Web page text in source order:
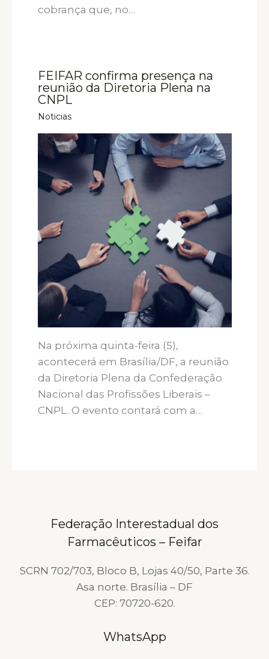
cobrança que, no…
FEIFAR confirma presença na
reunião da Diretoria Plena na
CNPL
Noticias
Na próxima quinta-feira (5),
acontecerá em Brasília/DF, a reunião
da Diretoria Plena da Confederação
Nacional das Profissões Liberais –
CNPL. O evento contará com a…
Federação Interestadual dos
Farmacêuticos – Feifar
SCRN 702/703, Bloco B, Lojas 40/50, Parte 36.
Asa norte. Brasília – DF
CEP: 70720-620.
WhatsApp